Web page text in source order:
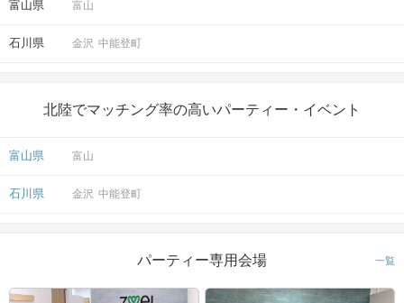
富山県 富山
石川県 金沢 中能登町
北陸でマッチング率の高いパーティー・イベント
富山県 富山
石川県 金沢 中能登町
パーティー専用会場 一覧